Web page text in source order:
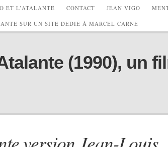
ET L’ATALANTE CONTACT JEAN VIGO
SUR UN SITE DÉDIÉ À MARCEL CARNÉ
(1990), un